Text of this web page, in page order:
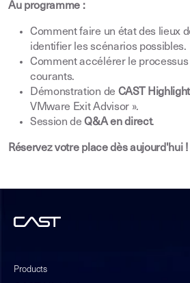
Au programme :
Comment faire un état des lieux
identifier les scénarios possibles.
Comment accélérer le
courants.
Démonstration de CAST Highlight
VMware Exit Advisor ».
Session deQ&A en direct.
Réservez votre place dès aujourd'hui !
Products